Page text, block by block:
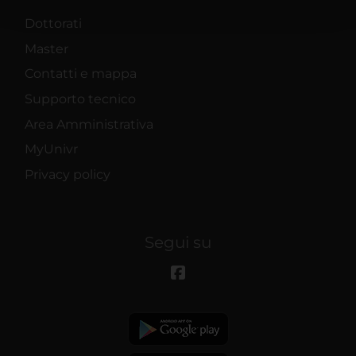
Dottorati
Master
Contatti e mappa
Supporto tecnico
Area Amministrativa
MyUnivr
Privacy policy
Segui su